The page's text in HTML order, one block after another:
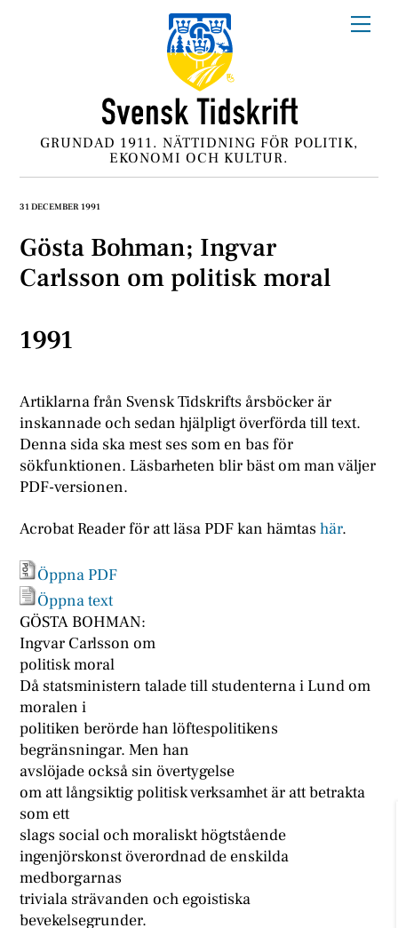
GRUNDAD 1911. NÄTTIDNING FÖR POLITIK,
EKONOMI OCH KULTUR.
31 DECEMBER 1991
Gösta Bohman; Ingvar
Carlsson om politisk moral
1991
Artiklarna från Svensk Tidskrifts årsböcker är
inskannade och sedan hjälpligt överförda till text.
Denna sida ska mest ses som en bas för
sökfunktionen. Läsbarheten blir bäst om man väljer
PDF-versionen.
Acrobat Reader för att läsa PDF kan hämtashär.
Öppna PDF
Öppna text
GÖSTA BOHMAN:
Ingvar Carlsson om
politisk moral
Då statsministern talade till studenterna i Lund om
moralen i
politiken berörde han löftespolitikens
begränsningar. Men han
avslöjade också sin övertygelse
om att långsiktig politisk verksamhet är att betrakta
som ett
slags social och moraliskt högtstående
ingenjörskonst överordnad de enskilda
medborgarnas
triviala strävanden och egoistiska
bevekelsegrunder.